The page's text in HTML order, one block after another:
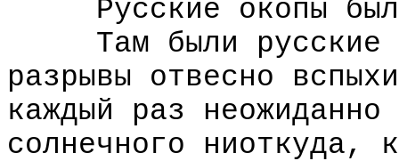
Русские окопы
Там были русские
разрывы отвесно
каждый раз
солнечного ниоткуда,